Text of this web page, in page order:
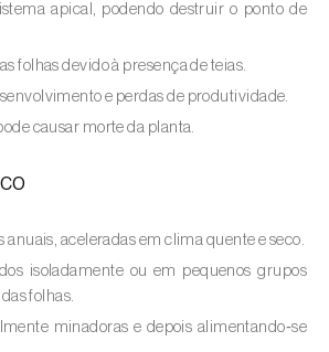
(Grapholita (=Cydia)
do-cedo (Pammene
intermédio (Cydia
( Cydia pomonella )
apical, podendo destruir o ponto de
folhas devido à presença de teias.
e perdas de produtividade.
causar morte da planta.
anuais, aceleradas em clima quente e seco.
isoladamente ou em pequenos grupos
folhas.
minadoras e depois alimentando‑se